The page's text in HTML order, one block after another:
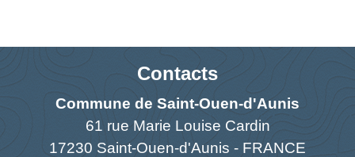
Contacts
Commune de Saint-Ouen-d'Aunis
61 rue Marie Louise Cardin
17230 Saint-Ouen-d'Aunis - FRANCE